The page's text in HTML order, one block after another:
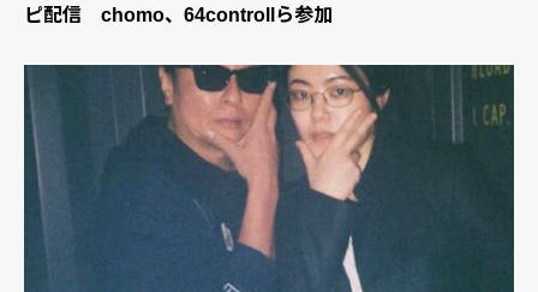
ピ配信 chomo、64controllら参加